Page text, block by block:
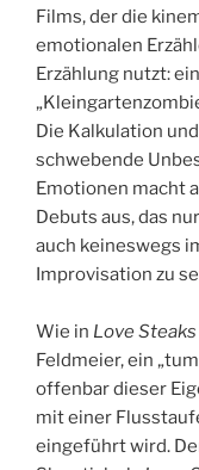
Films, der die
emotionalen
Erzählung nutzt:
Die Kalkulation
schwebende
Emotionen macht
Debuts aus, das
auch keineswegs
Improvisation zu
Wie in Love Steaks
Feldmeier, ein
offenbar dieser
mit einer
eingeführt wird.